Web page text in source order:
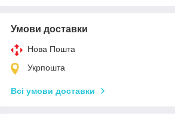
Умови доставки
Нова Пошта
Укрпошта
Всі умови доставки